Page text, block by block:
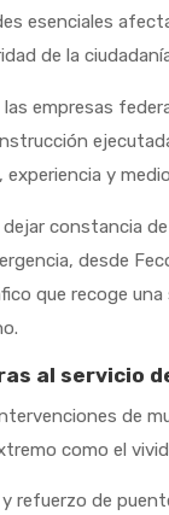
esenciales
de la
empresas
y
constancia
desde
que recoge
al servicio
de
como el
refuerzo de